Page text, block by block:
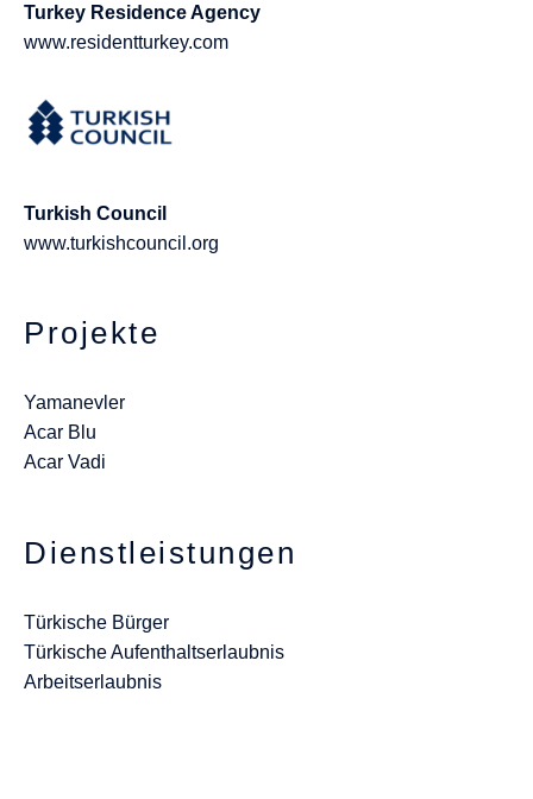
Turkey Residence Agency
www.residentturkey.com
Turkish Council
www.turkishcouncil.org
Projekte
Yamanevler
Acar Blu
Acar Vadi
Dienstleistungen
Türkische Bürger
Türkische Aufenthaltserlaubnis
Arbeitserlaubnis